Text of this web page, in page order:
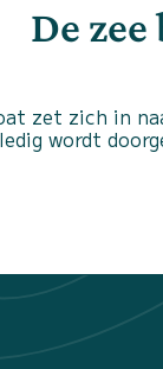
De
zet zich in
wordt